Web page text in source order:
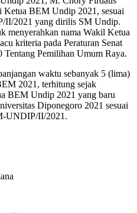
Ketua BEM Undip 2021, sesuai
2021 yang dirilis SM Undip.
menyerahkan nama Wakil Ketua
kriteria pada Peraturan Senat
Pemilihan Umum Raya.
waktu sebanyak 5 (lima)
2021, terhitung sejak
BEM Undip 2021 yang baru
Diponegoro 2021 sesuai
UNDIP/II/2021 .